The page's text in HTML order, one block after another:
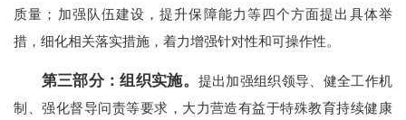
质量；加强队伍建设，提升保障能力等四个方面提出具体举
措，细化相关落实措施，着力增强针对性和可操作性。
第三部分：组织实施。 提出加强组织领导、健全工作机
制、强化督导问责等要求，大力营造有益于特殊教育持续健康